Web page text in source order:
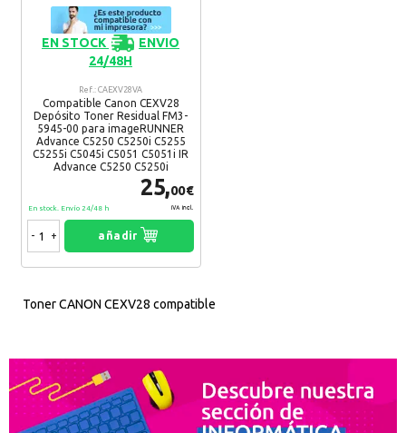
EN STOCK
ENVIO
24/48H
Ref.: CAEXV28VA
Compatible Canon CEXV28
Depósito Toner Residual FM3-
5945-00 para imageRUNNER
Advance C5250 C5250i C5255
C5255i C5045i C5051 C5051i IR
Advance C5250 C5250i
25,00€
IVA Incl.
En stock. Envío 24/48 h
- + añadir
Toner CANON CEXV28 compatible